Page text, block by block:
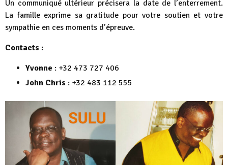
Un communiqué ultérieur précisera la date de l’enterrement.
La famille exprime sa gratitude pour votre soutien et votre
sympathie en ces moments d’épreuve.
Contacts :
Yvonne : +32 473 727 406
John Chris : +32 483 112 555